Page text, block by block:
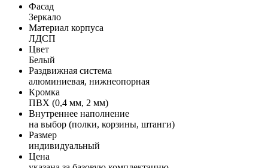
Фасад
Зеркало
Материал корпуса
ЛДСП
Цвет
Белый
Раздвижная система
алюминиевая, нижнеопорная
Кромка
ПВХ (0,4 мм, 2 мм)
Внутреннее наполнение
на выбор (полки, корзины, штанги)
Размер
индивидуальный
Цена